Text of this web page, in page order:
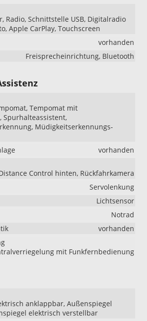
Radio, Schnittstelle USB, Digitalradio
Apple CarPlay, Touchscreen
vorhanden
Freisprecheinrichtung, Bluetooth
Tempomat mit
Spurhalteassistent,
Müdigkeitserkennungs-
vorhanden
Control hinten, Rückfahrkamera
Servolenkung
Lichtsensor
Notrad
vorhanden
mit Funkfernbedienung
anklappbar, Außenspiegel
elektrisch verstellbar